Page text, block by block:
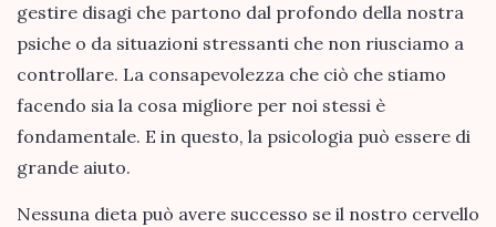
gestire disagi che partono dal profondo della nostra
psiche o da situazioni stressanti che non riusciamo a
controllare. La consapevolezza che ciò che stiamo
facendo sia la cosa migliore per noi stessi è
fondamentale. E in questo, la psicologia può essere di
grande aiuto.
Nessuna dieta può avere successo se il nostro cervello